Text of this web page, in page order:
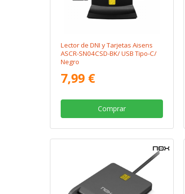
Lector de DNI y Tarjetas Aisens
ASCR-SN04CSD-BK/ USB Tipo-C/
Negro
7,99 €
Comprar